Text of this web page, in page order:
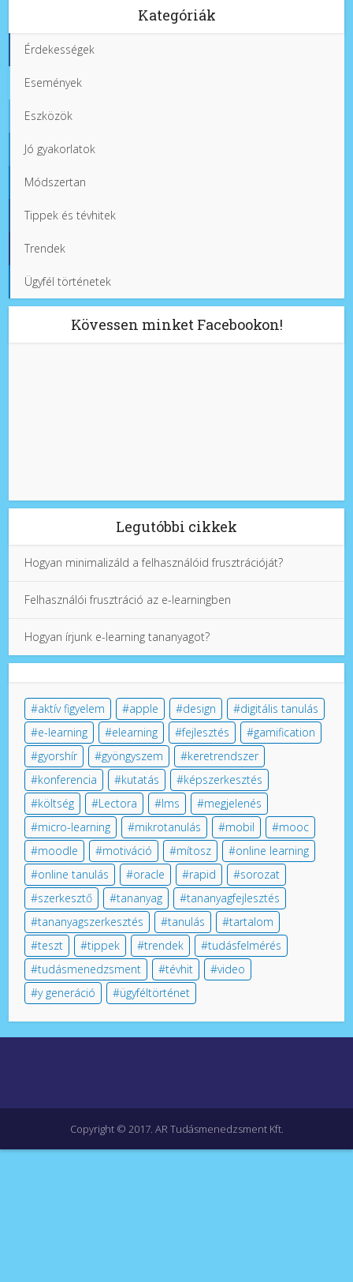
Kategóriák
Érdekességek
Események
Eszközök
Jó gyakorlatok
Módszertan
Tippek és tévhitek
Trendek
Ügyfél történetek
Kövessen minket Facebookon!
Legutóbbi cikkek
Hogyan minimalizáld a felhasználóid frusztrációját?
Felhasználói frusztráció az e-learningben
Hogyan írjunk e-learning tananyagot?
aktív figyelem apple design
digitális tanulás
e-learning
elearning fejlesztés
gamification
gyorshír
gyöngyszem
keretrendszer
konferencia
kutatás
képszerkesztés
költség
Lectora lms
megjelenés
micro-learning
mikrotanulás mobil
mooc
moodle
motiváció mítosz
online learning
online tanulás
oracle rapid
sorozat
szerkesztő
tananyag
tananyagfejlesztés
tananyagszerkesztés
tanulás
tartalom
teszt
tippek trendek
tudásfelmérés
tudásmenedzsment
tévhit
video
y generáció
ügyféltörténet
Copyright © 2017. AR Tudásmenedzsment Kft.